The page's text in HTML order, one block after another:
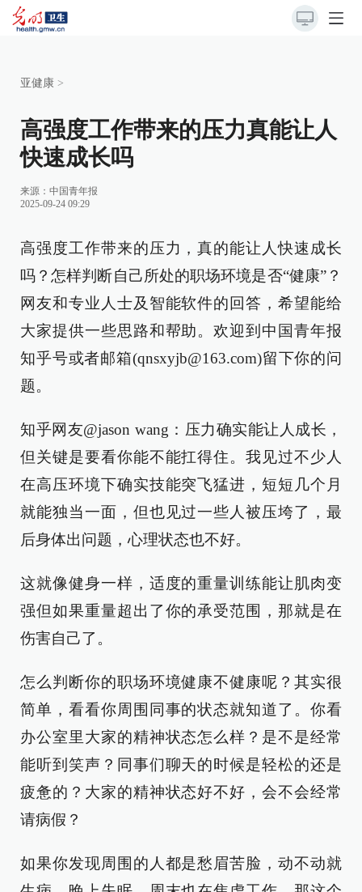
亚健康 >
高强度工作带来的压力真能让人
快速成长吗
来源： 中国青年报
2025-09-24 09:29
高强度工作带来的压力，真的能让人快速成长
吗？怎样判断自己所处的职场环境是否“健康”？
网友和专业人士及智能软件的回答，希望能给
大家提供一些思路和帮助。欢迎到中国青年报
知乎号或者邮箱(qnsxyjb@163.com)留下你的问
题。
知乎网友@jason wang：压力确实能让人成长，
但关键是要看你能不能扛得住。我见过不少人
在高压环境下确实技能突飞猛进，短短几个月
就能独当一面，但也见过一些人被压垮了，最
后身体出问题，心理状态也不好。
这就像健身一样，适度的重量训练能让肌肉变
强但如果重量超出了你的承受范围，那就是在
伤害自己了。
怎么判断你的职场环境健康不健康呢？其实很
简单，看看你周围同事的状态就知道了。你看
办公室里大家的精神状态怎么样？是不是经常
能听到笑声？同事们聊天的时候是轻松的还是
疲惫的？大家的精神状态好不好，会不会经常
请病假？
如果你发现周围的人都是愁眉苦脸，动不动就